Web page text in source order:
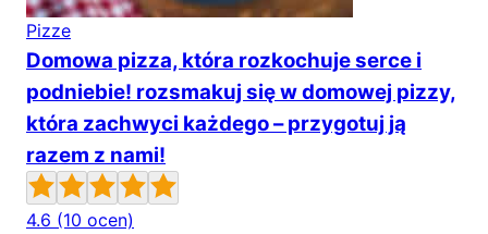
Pizze
Domowa pizza, która rozkochuje serce i
podniebie! rozsmakuj się w domowej pizzy,
która zachwyci każdego – przygotuj ją
razem z nami!
4.6 (10 ocen)